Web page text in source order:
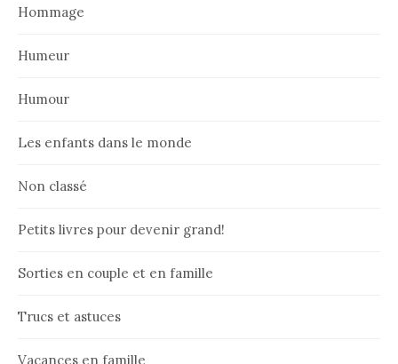
Hommage
Humeur
Humour
Les enfants dans le monde
Non classé
Petits livres pour devenir grand!
Sorties en couple et en famille
Trucs et astuces
Vacances en famille